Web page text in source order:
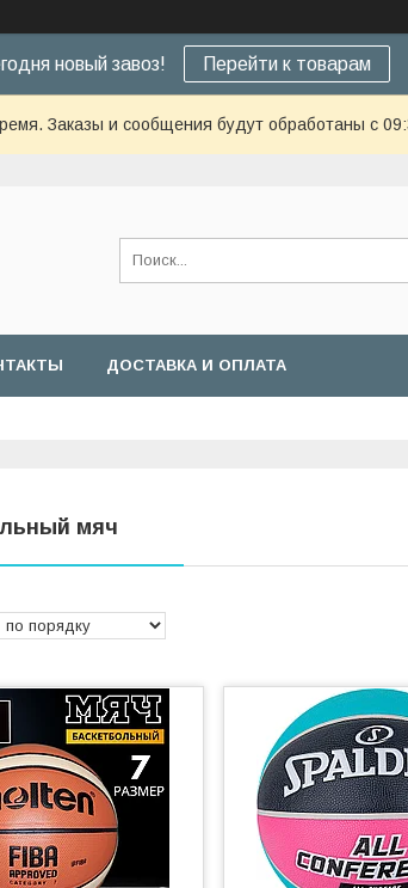
новый завоз! Перейти к товарам
Заказы и сообщения будут обработаны с
ДОСТАВКА И ОПЛАТА
мяч